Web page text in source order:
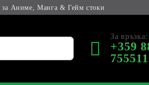
за Аниме, Манга & Гейм стоки
За връзка:
+359